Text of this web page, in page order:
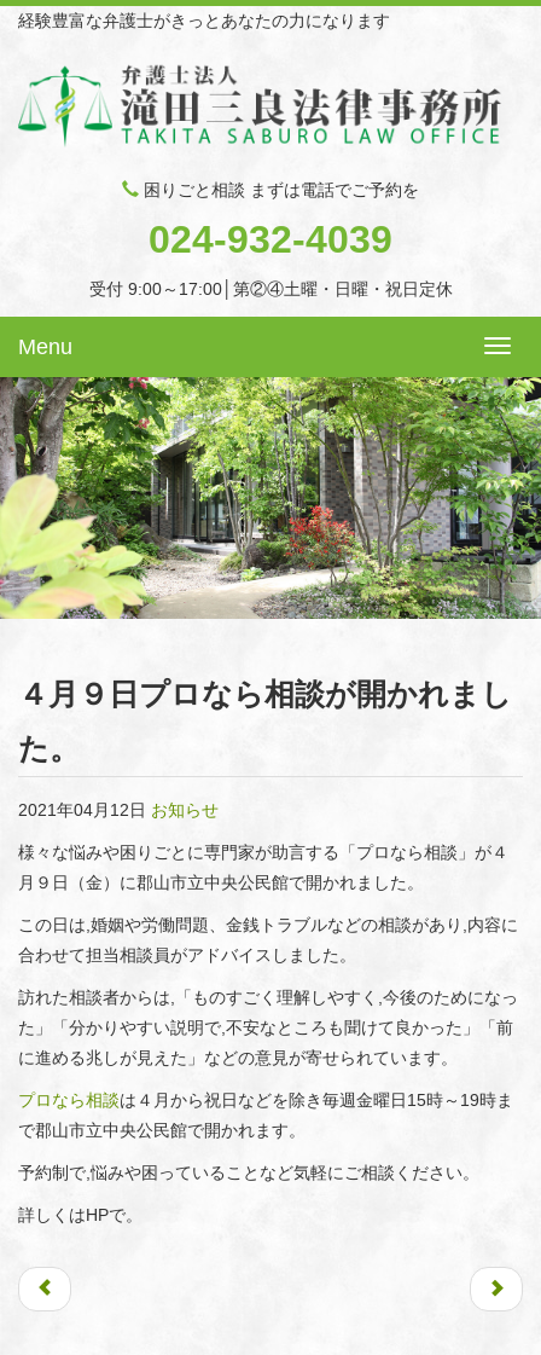
経験豊富な弁護士がきっとあなたの力になります
困りごと相談 まずは電話でご予約を
024-932-4039
受付 9:00～17:00│第②④土曜・日曜・祝日定休
Menu
４月９日プロなら相談が開かれまし
た。
2021年04月12日 お知らせ
様々な悩みや困りごとに専門家が助言する「プロなら相談」が４
月９日（金）に郡山市立中央公民館で開かれました。
この日は,婚姻や労働問題、金銭トラブルなどの相談があり,内容に
合わせて担当相談員がアドバイスしました。
訪れた相談者からは,「ものすごく理解しやすく,今後のためになっ
た」「分かりやすい説明で,不安なところも聞けて良かった」「前
に進める兆しが見えた」などの意見が寄せられています。
プロなら相談は４月から祝日などを除き毎週金曜日15時～19時ま
で郡山市立中央公民館で開かれます。
予約制で,悩みや困っていることなど気軽にご相談ください。
詳しくはHPで。